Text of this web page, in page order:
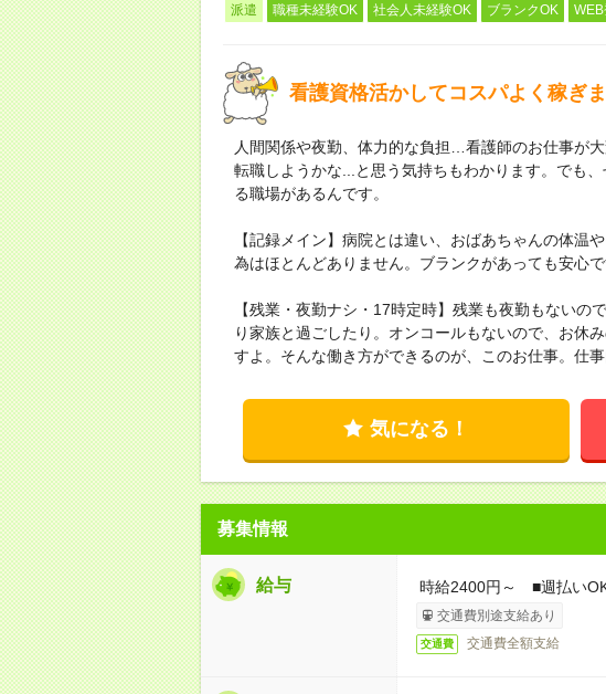
派遣 職種未経験OK 社会人未経験OK ブランクOK
看護資格活かしてコスパよく稼ぎ
人間関係や夜勤、体力的な負担…看護師のお仕事が
転職しようかな...と思う気持ちもわかります。でも
る職場があるんです。
【記録メイン】病院とは違い、おばあちゃんの体温
為はほとんどありません。ブランクがあっても安心で
【残業・夜勤ナシ・17時定時】残業も夜勤もないの
り家族と過ごしたり。オンコールもないので、お休
すよ。そんな働き方ができるのが、このお仕事。仕
気になる！
募集情報
給与 時給2400円～ ■週払い
交通費別途支給あり
交通費 交通費全額支給